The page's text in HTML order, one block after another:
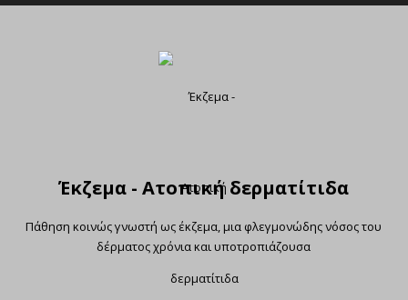
Έκζεμα - Ατοπική δερματίτιδα
Πάθηση κοινώς γνωστή ως έκζεμα, μια φλεγμονώδης νόσος του
δέρματος χρόνια και υποτροπιάζουσα